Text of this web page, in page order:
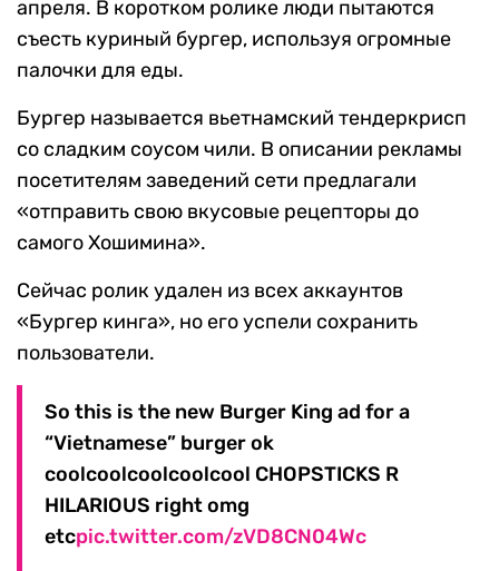
апреля. В коротком ролике люди пытаются
съесть куриный бургер, используя огромные
палочки для еды.
Бургер называется вьетнамский тендеркрисп
со сладким соусом чили. В описании рекламы
посетителям заведений сети предлагали
«отправить свою вкусовые рецепторы до
самого Хошимина».
Сейчас ролик удален из всех аккаунтов
«Бургер кинга», но его успели сохранить
пользователи.
So this is the new Burger King ad for a
“Vietnamese” burger ok
coolcoolcoolcoolcool CHOPSTICKS R
HILARIOUS right omg
etcpic.twitter.com/zVD8CN04Wc